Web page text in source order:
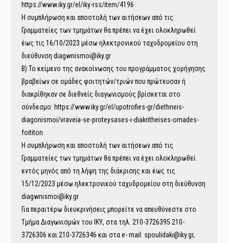
https://www.iky.gr/el/iky-rss/item/4196
Η συμπλήρωση και αποστολή των αιτήσεων από τις
Γραμματείες των τμημάτων θα πρέπει να έχει ολοκληρωθεί
έως τις 16/10/2023 μέσω ηλεκτρονικού ταχυδρομείου στη
διεύθυνση diagwnismoi@iky.gr
Β) Το κείμενο της ανακοίνωσης του προγράμματος χορήγησης
βραβείων σε ομάδες φοιτητών/τριών που πρώτευσαν ή
διακρίθηκαν σε διεθνείς διαγωνισμούς βρίσκεται στο
σύνδεσμο: https://www.iky.gr/el/upotrofies-gr/diethneis-
diagonismoi/vraveia-se-proteysases-i-diakritheises-omades-
foititon
Η συμπλήρωση και αποστολή των αιτήσεων από τις
Γραμματείες των τμημάτων θα πρέπει να έχει ολοκληρωθεί
εντός μηνός από τη λήψη της διάκρισης και έως τις
15/12/2023 μέσω ηλεκτρονικού ταχυδρομείου στη διεύθυνση
diagwnismoi@iky.gr
Για περαιτέρω διευκρινήσεις μπορείτε να απευθύνεστε στο
Τμήμα Διαγωνισμών του ΙΚΥ, στα τηλ. 210-3726395 210-
3726306 και 210-3726346 και στα e- mail: spoulidaki@iky.gr,